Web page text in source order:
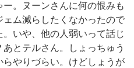
。ヌーンさんに何の恨みも
ム減らしたくなかったので
いや、他の人弱いって話じ
とテルさん。しょっちゅう
やりづらい。けどしょうが